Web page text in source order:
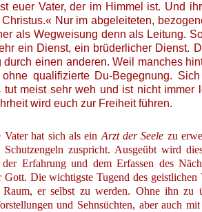
euer Vater, der im Himmel ist. Und
Christus.« Nur im abgeleiteten,
als Wegweisung denn als Leitung.
ein Dienst, ein brüderlicher Dienst.
durch einen anderen. Weil manches
ohne qualifizierte Du-Begegnung.
tut meist sehr weh und ist nicht
wird euch zur Freiheit führen.
Vater hat sich als ein Arzt der Seele zu
Schutzengeln zuspricht. Ausgeübt wird
Erfahrung und dem Erfassen des
Gott. Die wichtigste Tugend des
Raum, er selbst zu werden. Ohne ihn zu
und Sehnsüchten, aber auch